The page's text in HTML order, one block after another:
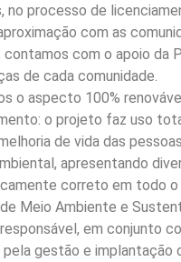
no processo de
com as
contamos com o apoio da
de cada comunidade.
o aspecto 100%
o projeto faz uso
de vida das
apresentando
correto em todo o
Meio Ambiente e
em conjunto
pela gestão e